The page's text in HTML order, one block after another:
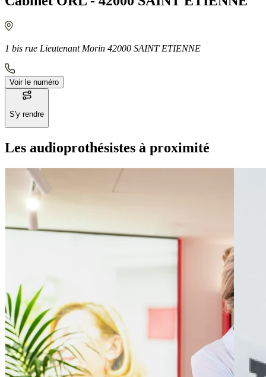
1 bis rue Lieutenant Morin 42000 SAINT ETIENNE
Voir le numéro
S'y rendre
Les audioprothésistes à proximité